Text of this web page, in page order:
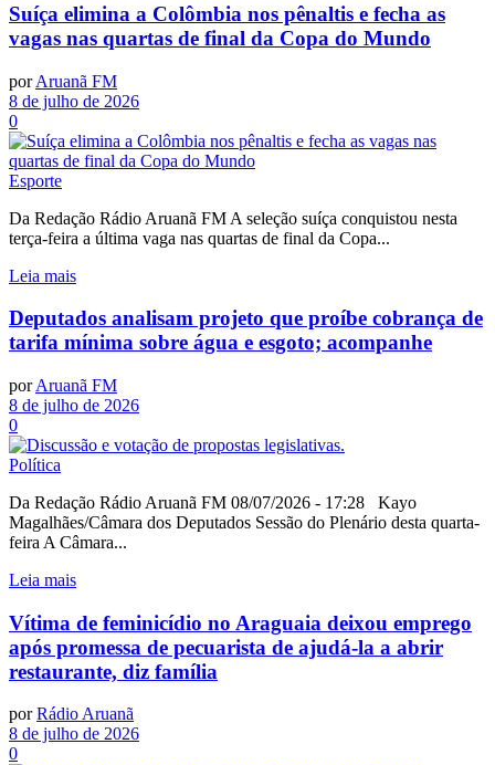
Suíça elimina a Colômbia nos pênaltis e fecha as
vagas nas quartas de final da Copa do Mundo
por Aruanã FM
8 de julho de 2026
0
Esporte
Da Redação Rádio Aruanã FM A seleção suíça conquistou nesta
terça-feira a última vaga nas quartas de final da Copa...
Leia mais
Deputados analisam projeto que proíbe cobrança de
tarifa mínima sobre água e esgoto; acompanhe
por Aruanã FM
8 de julho de 2026
0
Política
Da Redação Rádio Aruanã FM 08/07/2026 - 17:28 Kayo
Magalhães/Câmara dos Deputados Sessão do Plenário desta quarta-
feira A Câmara...
Leia mais
Vítima de feminicídio no Araguaia deixou emprego
após promessa de pecuarista de ajudá-la a abrir
restaurante, diz família
por Rádio Aruanã
8 de julho de 2026
0